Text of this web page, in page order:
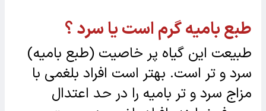
طبع بامیه گرم است یا سرد ؟
طبیعت این گیاه پر خاصیت (طبع بامیه)
سرد و تر است. بهتر است افراد بلغمی با
مزاج سرد و تر بامیه را در حد اعتدال